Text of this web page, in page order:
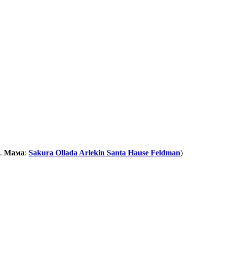
. Мама: Sakura Ollada Arlekin Santa Hause Feldman)